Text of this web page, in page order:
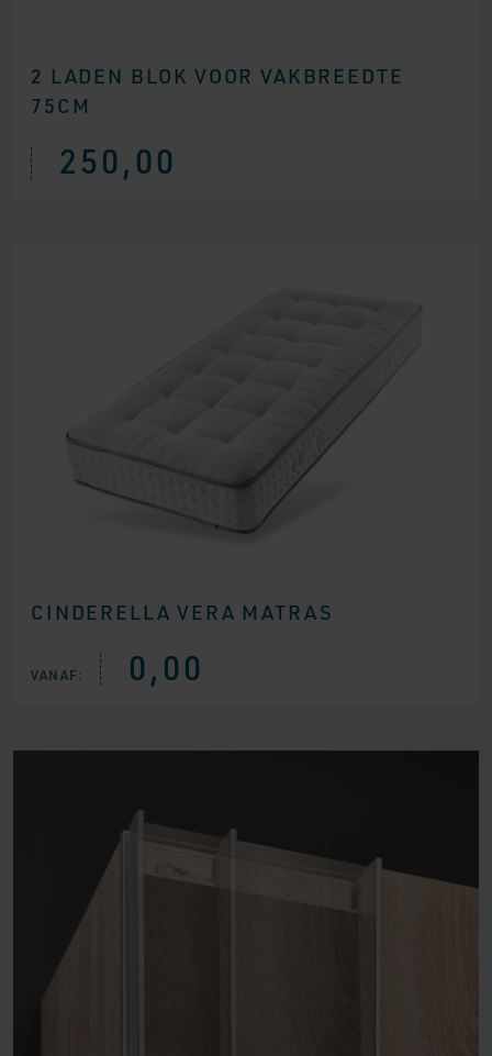
2 LADEN BLOK VOOR VAKBREEDTE
75CM
250,00
CINDERELLA VERA MATRAS
VANAF: 0,00